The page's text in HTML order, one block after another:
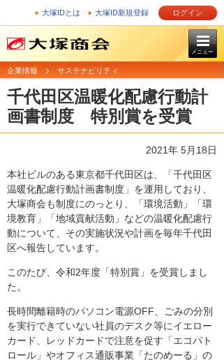
大塚IDとは 大塚ID新規登録 ログイン
メニュー
企業情報 サステナビリティ
千代田区温暖化配慮行動計
画書制度 特別賞を受賞
2021年 5月18日
本社ビルのある東京都千代田区は、「千代田区
温暖化配慮行動計画書制度」を運用しており、
大塚商会も制度にのっとり、「環境活動」「環
境教育」「地域貢献活動」などの温暖化配慮行
動について、その実施状況や計画を毎年千代田
区へ報告しています。
このたび、令和2年度「特別賞」を受賞しまし
た。
長時間離籍時のパソコン電源OFF、ごみの分別
を実行できていない社員のデスク等にイエロー
カード、レッドカードで注意を促す「エコパト
ロール」やオフィス通販事業「たのめーる」の